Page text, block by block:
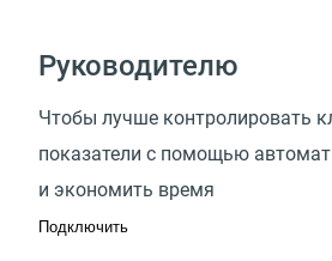
Руководителю
Чтобы лучше контролировать
показатели с помощью
и экономить время
Подключить